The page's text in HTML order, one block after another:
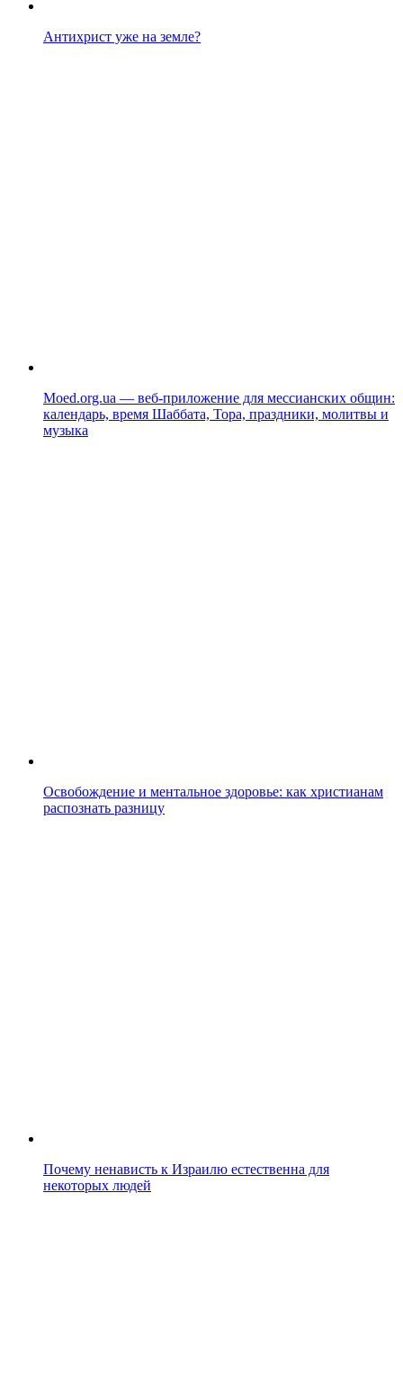
Антихрист уже на земле?
Moed.org.ua — веб-приложение для мессианских общин:
календарь, время Шаббата, Тора, праздники, молитвы и
музыка
Освобождение и ментальное здоровье: как христианам
распознать разницу
Почему ненависть к Израилю естественна для
некоторых людей